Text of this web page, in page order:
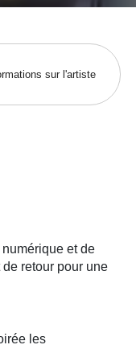
sur l'artiste
et de
retour pour une
les